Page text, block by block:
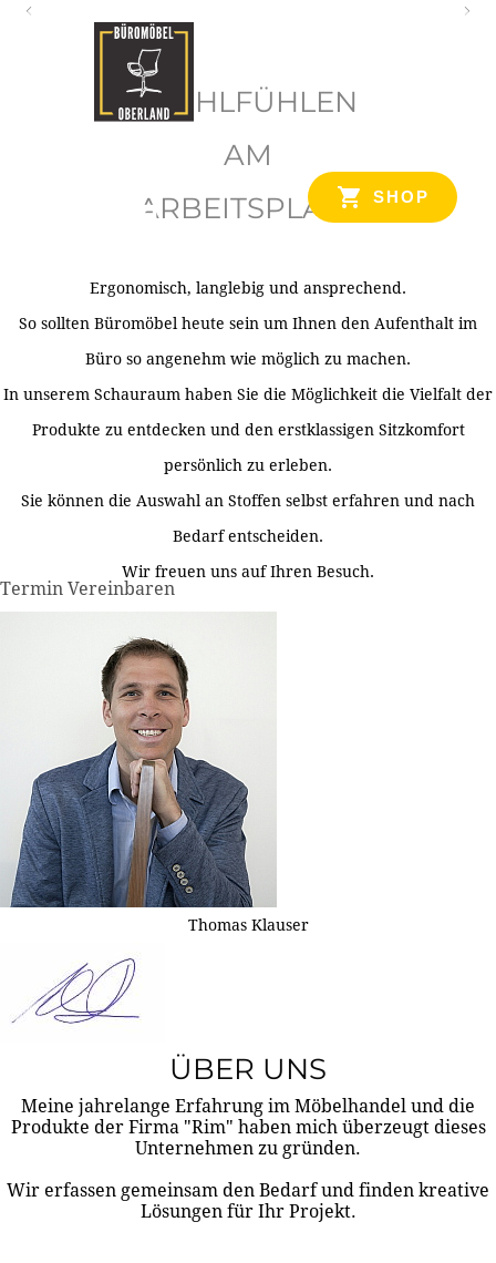
SHOP
WOHLFÜHLEN
AM
ARBEITSPLATZ
Ergonomisch, langlebig und ansprechend.
So sollten Büromöbel heute sein um Ihnen den Aufenthalt im
Büro so angenehm wie möglich zu machen.
In unserem Schauraum haben Sie die Möglichkeit die Vielfalt der
Produkte zu entdecken und den erstklassigen Sitzkomfort
persönlich zu erleben.
Sie können die Auswahl an Stoffen selbst erfahren und nach
Bedarf entscheiden.
Wir freuen uns auf Ihren Besuch.
Termin Vereinbaren
Thomas Klauser
ÜBER UNS
Meine jahrelange Erfahrung im Möbelhandel und die
Produkte der Firma "Rim" haben mich überzeugt dieses
Unternehmen zu gründen.
Wir erfassen gemeinsam den Bedarf und finden kreative
Lösungen für Ihr Projekt.